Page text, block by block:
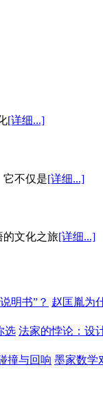
[详细...]
它不仅是[详细...]
文化之旅[详细...]
明书”？ 赵匡胤为
选 法家的悖论：设
撞与回响 墨家数学